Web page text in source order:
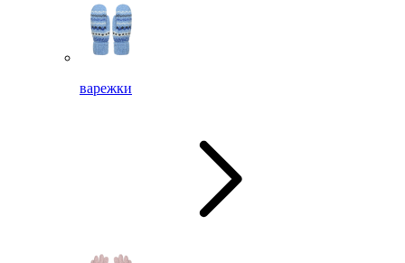
варежки